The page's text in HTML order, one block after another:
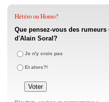
Hétéro ou Homo?
Que pensez-vous des
d'Alain Soral?
Je n'y crois pas
Et alors?!